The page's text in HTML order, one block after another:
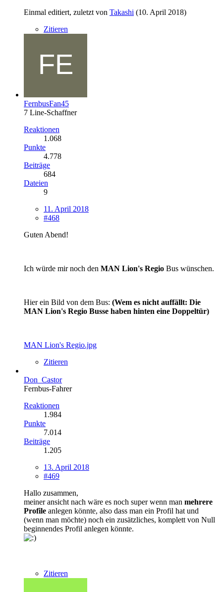
Einmal editiert, zuletzt von Takashi (10. April 2018)
Zitieren
FernbusFan45
7 Line-Schaffner
Reaktionen
1.068
Punkte
4.778
Beiträge
684
Dateien
9
11. April 2018
#468
Guten Abend!
Ich würde mir noch den MAN Lion's Regio Bus wünschen.
Hier ein Bild von dem Bus: (Wem es nicht auffällt: Die
MAN Lion's Regio Busse haben hinten eine Doppeltür)
MAN Lion's Regio.jpg
Zitieren
Don_Castor
Fernbus-Fahrer
Reaktionen
1.984
Punkte
7.014
Beiträge
1.205
13. April 2018
#469
Hallo zusammen,
meiner ansicht nach wäre es noch super wenn man mehrere
Profile anlegen könnte, also dass man ein Profil hat und
(wenn man möchte) noch ein zusätzliches, komplett von Null
beginnendes Profil anlegen könnte.
Zitieren